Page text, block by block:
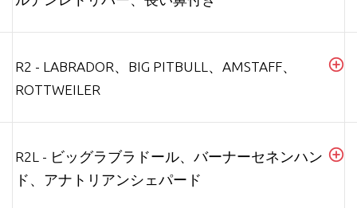
R2 - LABRADOR、BIG PITBULL、AMSTAFF、
ROTTWEILER
R2L - ビッグラブラドール、バーナーセネンハン
ド、アナトリアンシェパード